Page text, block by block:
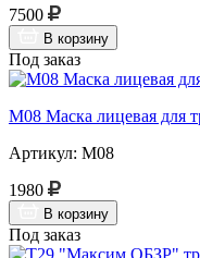
7500
В корзину
Под заказ
М08 Маска лицевая для
Артикул: М08
1980
В корзину
Под заказ